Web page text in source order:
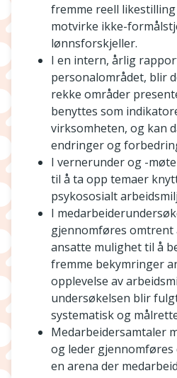
fremme reell
motvirke ikke-
lønnsforskjeller.
I en intern, årlig
personalområdet, blir
rekke områder
benyttes som
virksomheten, og kan
endringer og
I vernerunder og -
til å ta opp temaer
psykososialt
I
gjennomføres
ansatte mulighet til å
fremme bekymringer
opplevelse av
undersøkelsen blir
systematisk og
Medarbeidersamtaler
og leder
en arena der